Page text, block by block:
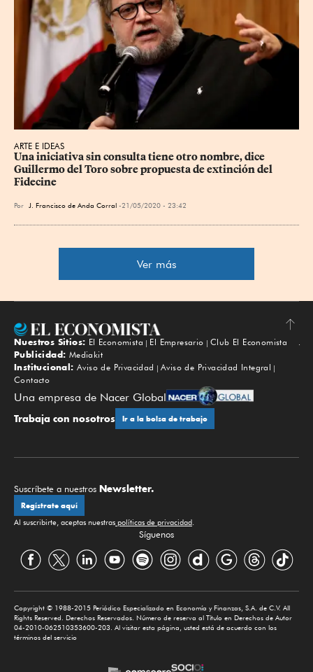
ARTE E IDEAS
Una iniciativa sin consulta tiene otro nombre, dice
Guillermo del Toro sobre propuesta de extinción del
Fidecine
Por J. Francisco de Anda Corral 21/05/2020 - 23:42
Ver más
Subir
Nuestros Sitios: El Economista El Empresario
Club El Economista
Publicidad: Mediakit
Institucional: Aviso de Privacidad
Aviso de Privacidad Integral
Contacto
Una empresa de Nacer Global
Trabaja con nosotros Ir a la bolsa de trabajo
Suscríbete a nuestros Newsletter.
Regístrate aquí
Al suscribirte, aceptas nuestras políticas de privacidad.
Síguenos
Copyright © 1988-2015 Periódico Especializado en Economía y Finanzas, S.A. de C.V. All
Rights Reserved. Derechos Reservados. Número de reserva al Título en Derechos de Autor
04-2010-062510353600-203. Al visitar esta página, usted está de acuerdo con los
términos del servicio